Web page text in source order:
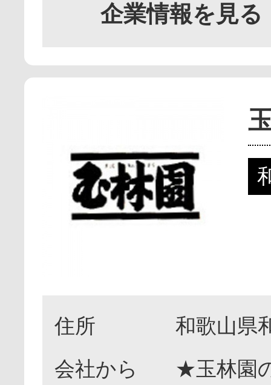
企業情報を見る
住所
和歌山県
会社から
★玉林園